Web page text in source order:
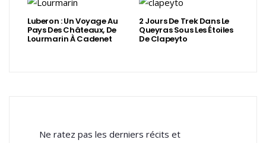
Luberon : Un Voyage Au
Pays Des Châteaux, De
Lourmarin À Cadenet
2 Jours De Trek Dans Le
Queyras Sous Les Étoiles
De Clapeyto
Ne ratez pas les derniers récits et